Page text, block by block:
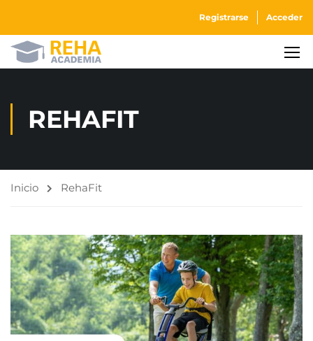
Registrarse Acceder
REHAFIT
Inicio RehaFit